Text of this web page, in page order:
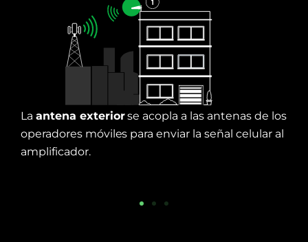
La antena exteriorse acopla a las antenas de los
operadores móviles para enviar la señal celular al
amplificador.